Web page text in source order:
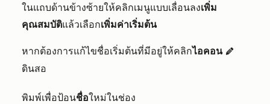
ในแถบด้านข้างซ้ายให้คลิกเมนูแบบเลื่อนลงเพิ่ม
คุณสมบัติแล้วเลือกเพิ่มค่าเริ่มต้น
หากต้องการแก้ไขชื่อเริ่มต้นที่มีอยู่ให้คลิกไอคอน edit
ดินสอ
พิมพ์เพื่อป้อนชื่อใหม่ในช่อง